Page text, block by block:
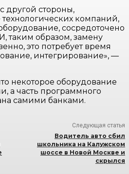
другой стороны,
технологических компаний,
сосредоточено
таким образом, замену
это потребует время
интегрирование», —
некоторое оборудование
а часть программного
самими банками.
Следующая статья
Водитель авто сбил
школьника на Калужском
шоссе в Новой Москве и
скрылся